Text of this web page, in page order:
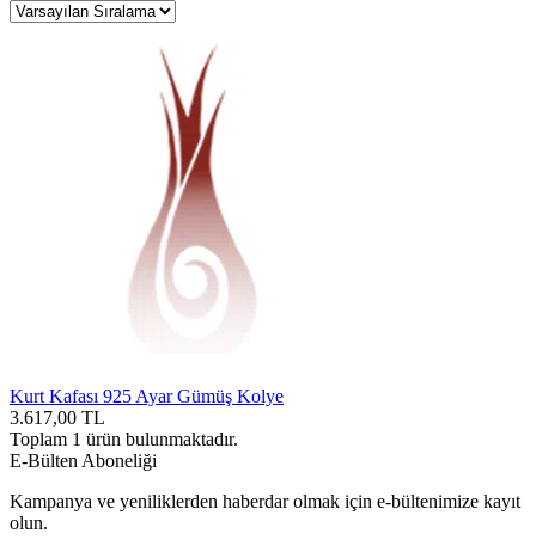
Kurt Kafası 925 Ayar Gümüş Kolye
3.617,00 TL
Toplam 1 ürün bulunmaktadır.
E-Bülten Aboneliği
Kampanya ve yeniliklerden haberdar olmak için e-bültenimize kayıt
olun.